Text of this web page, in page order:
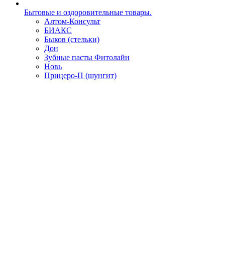
Бытовые и оздоровительные товары.
Алтом-Консульт
БИАКС
Быков (стельки)
Дон
Зубные пасты Фитолайн
Новь
Прицеро-П (шунгит)